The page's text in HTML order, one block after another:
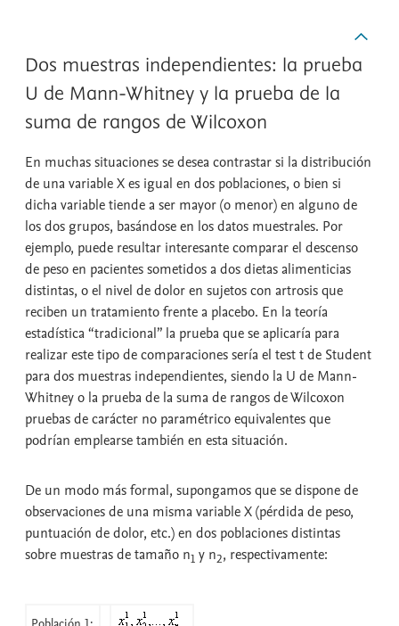
Dos muestras independientes: la prueba
U de Mann-Whitney y la prueba de la
suma de rangos de Wilcoxon
En muchas situaciones se desea contrastar si la distribución
de una variable X es igual en dos poblaciones, o bien si
dicha variable tiende a ser mayor (o menor) en alguno de
los dos grupos, basándose en los datos muestrales. Por
ejemplo, puede resultar interesante comparar el descenso
de peso en pacientes sometidos a dos dietas alimenticias
distintas, o el nivel de dolor en sujetos con artrosis que
reciben un tratamiento frente a placebo. En la teoría
estadística “tradicional” la prueba que se aplicaría para
realizar este tipo de comparaciones sería el test t de Student
para dos muestras independientes, siendo la U de Mann-
Whitneyo la prueba de la suma de rangos de Wilcoxon
pruebas de carácter no paramétrico equivalentes que
podrían emplearse también en esta situación.
De un modo más formal, supongamos que se dispone de
observaciones de una misma variable X (pérdida de peso,
puntuación de dolor, etc.) en dos poblaciones distintas
sobre muestras de tamaño n1 y n2, respectivamente: